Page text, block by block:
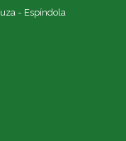
- Espíndola